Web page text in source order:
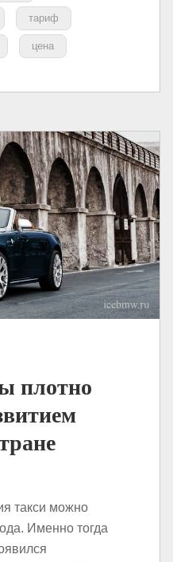
тариф
цена
плотно
такси можно
Именно тогда